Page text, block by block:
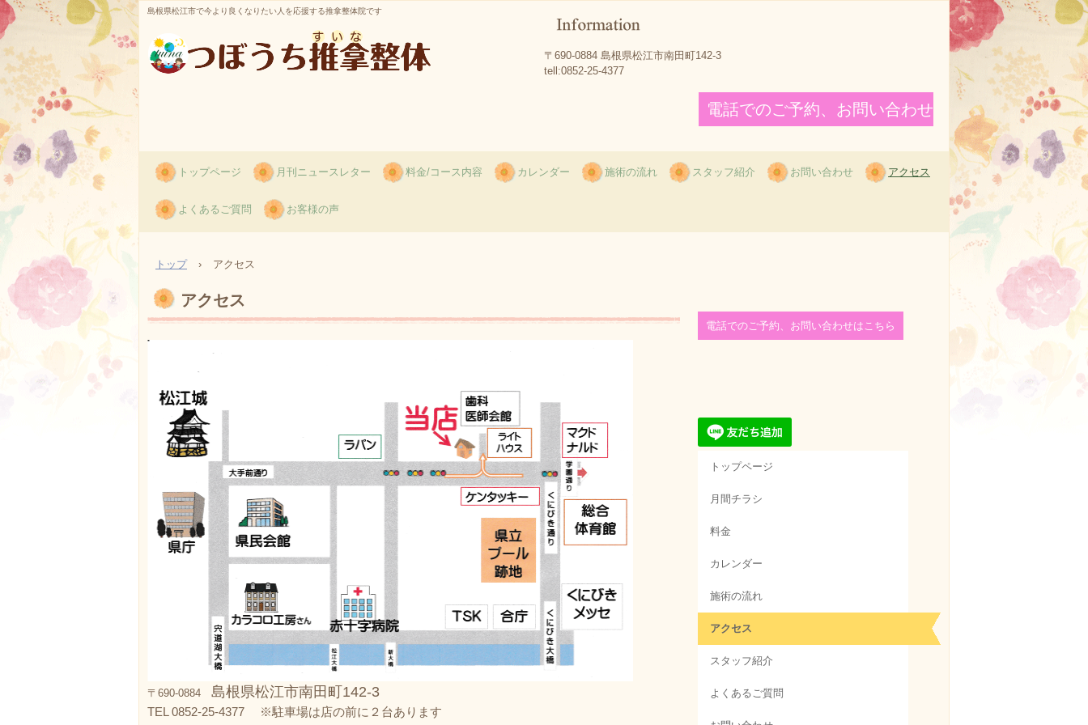
島根県松江市で今より良くなりたい人を応援する推拿整体院です
〒690-0884 島根県松江市南田町142-3
tell:0852-25-4377
電話でのご予約、お問い合わせ
トップページ 月刊ニュースレター 料金/コース内容 カレンダー 施術の流れ スタッフ紹介 お問い合わせ アクセス
よくあるご質問 お客様の声
トップ › アクセス
アクセス
〒690-0884 島根県松江市南田町142-3
TEL 0852-25-4377 ※駐車場は店の前に２台あります
電話でのご予約、お問い合わせはこちら
トップページ
月間チラシ
料金
カレンダー
施術の流れ
アクセス
スタッフ紹介
よくあるご質問